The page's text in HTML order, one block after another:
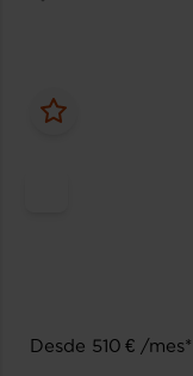
Desde 510 € /mes*